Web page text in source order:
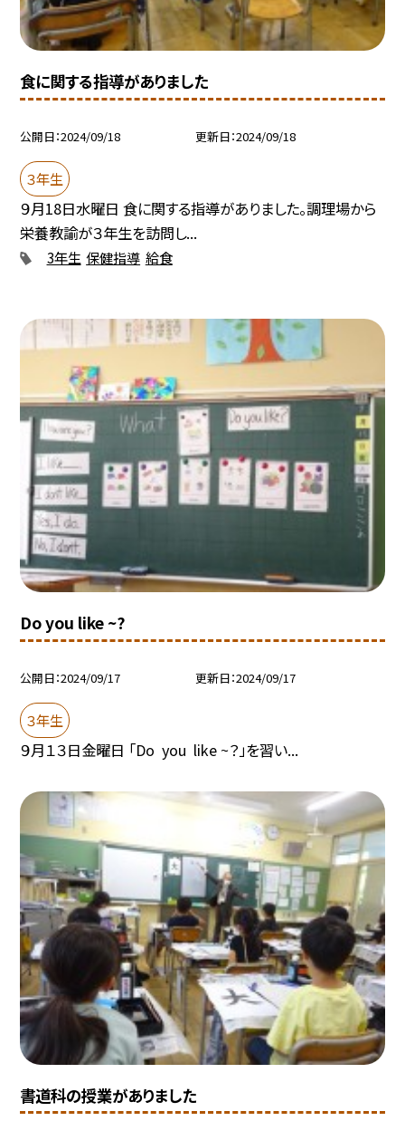
食に関する指導がありました
公開日 2024/09/18 更新日 2024/09/18
３年生
９月18日水曜日 食に関する指導がありました。調理場から
栄養教諭が３年生を訪問し...
3年生 保健指導 給食
Do you like ~?
公開日 2024/09/17 更新日 2024/09/17
３年生
９月１３日金曜日 「Do you like ~？」を習い...
書道科の授業がありました